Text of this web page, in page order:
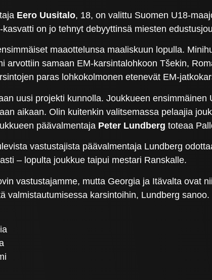
Eero Uusitalo, 18, on valittu Suomen U18-
on jo tehnyt debyyttinsä miesten
maaottelunsa maaliskuun lopulla.
arvottiin samaan EM-karsintalohkoon Tšekin,
paras lohkokolmonen etenevät EM-
uusi projekti kunnolla. Joukkueen
aikaan. Olin kuitenkin valitsemassa pelaajia
päävalmentaja Peter Lundbergtoteaa
vastustajista päävalmentaja Lundberg
– lopulta joukkue taipui mestari Ranskalle.
vastustajamme, mutta Georgia ja Itävalta ovat
valmistautumisessa karsintoihin, Lundberg sanoo.